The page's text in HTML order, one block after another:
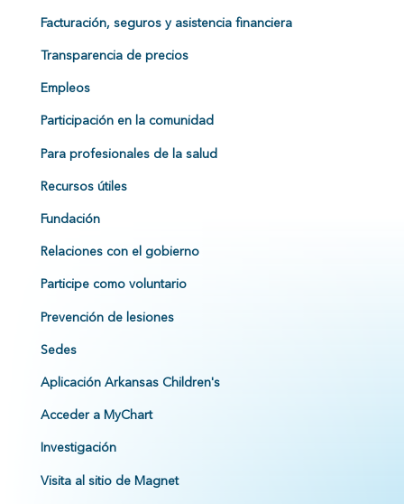
Facturación, seguros y asistencia financiera
Transparencia de precios
Empleos
Participación en la comunidad
Para profesionales de la salud
Recursos útiles
Fundación
Relaciones con el gobierno
Participe como voluntario
Prevención de lesiones
Sedes
Aplicación Arkansas Children's
Acceder a MyChart
Investigación
Visita al sitio de Magnet